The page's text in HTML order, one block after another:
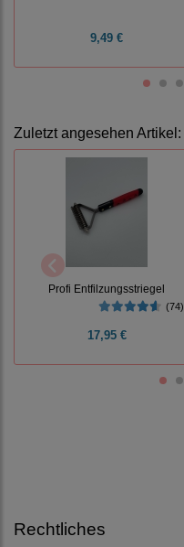
9,49 €
Zuletzt angesehen Artikel:
Profi Entfilzungsstriegel
(74)
17,95 €
Rechtliches